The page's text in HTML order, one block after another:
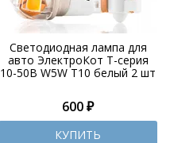
Светодиодная лампа для
авто ЭлектроКот Т-серия
10-50В W5W T10 белый 2 шт
600 ₽
КУПИТЬ